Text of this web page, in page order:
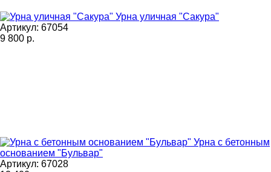
Урна уличная "Сакура"
Артикул: 67054
9 800 р.
Урна с бетонным
основанием "Бульвар"
Артикул: 67028